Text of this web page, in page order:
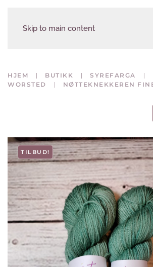
Skip to main content
HJEM BUTIKK SYREFARGA
WORSTED
NØTTEKNEKKEREN
TILBUD!